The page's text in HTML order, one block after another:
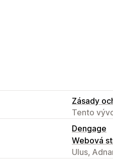
Zásady
Tento
Dengage
Webová
Ulus,